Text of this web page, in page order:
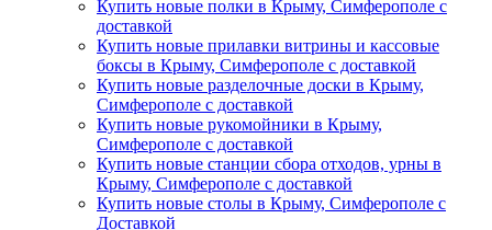
Купить новые полки в Крыму, Симферополе с
доставкой
Купить новые прилавки витрины и кассовые
боксы в Крыму, Симферополе с доставкой
Купить новые разделочные доски в Крыму,
Симферополе с доставкой
Купить новые рукомойники в Крыму,
Симферополе с доставкой
Купить новые станции сбора отходов, урны в
Крыму, Симферополе с доставкой
Купить новые столы в Крыму, Симферополе с
Доставкой